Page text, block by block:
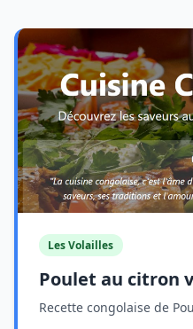
Les Volailles
Poulet au citron
Recette congolaise de